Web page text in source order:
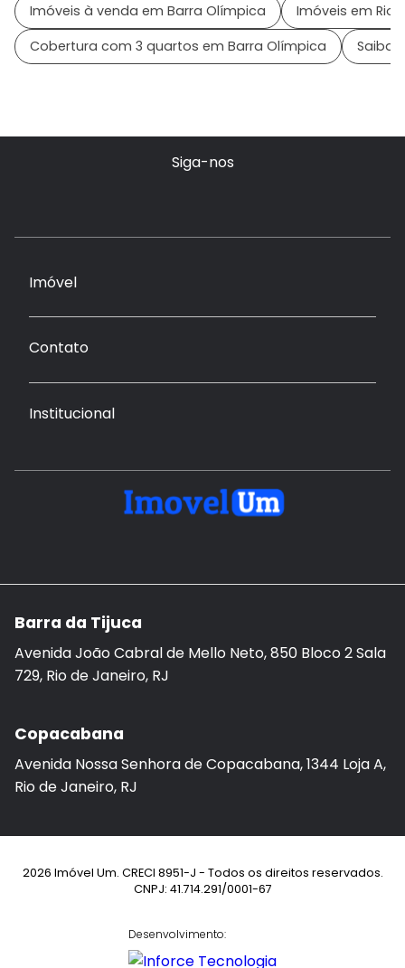
Imóveis à venda em Barra Olímpica
Imóveis em Rio
Cobertura com 3 quartos em Barra Olímpica
Saiba
Siga-nos
Imóvel
Contato
Institucional
Barra da Tijuca
Avenida João Cabral de Mello Neto, 850 Bloco 2 Sala
729, Rio de Janeiro, RJ
Copacabana
Avenida Nossa Senhora de Copacabana, 1344 Loja A,
Rio de Janeiro, RJ
2026 Imóvel Um. CRECI 8951-J - Todos os direitos reservados.
CNPJ: 41.714.291/0001-67
Desenvolvimento: